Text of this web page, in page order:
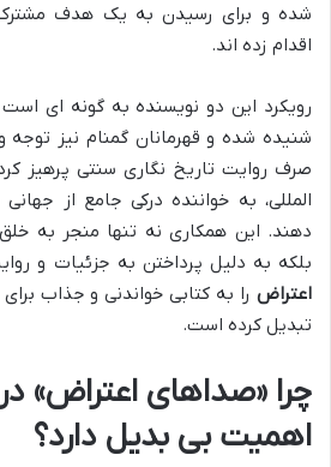
شده و برای رسیدن به یک هدف
اقدام زده اند.
رویکرد این دو نویسنده به گونه ای
شنیده شده و قهرمانان گمنام نیز توجه
صرف روایت تاریخ نگاری سنتی پرهیز
المللی، به خواننده درکی جامع از
دهند. این همکاری نه تنها منجر به خلق
بلکه به دلیل پرداختن به جزئیات و
اعتراض را به کتابی خواندنی و جذاب
تبدیل کرده است.
چرا «صداهای اعتراض»
اهمیت بی بدیل دارد؟